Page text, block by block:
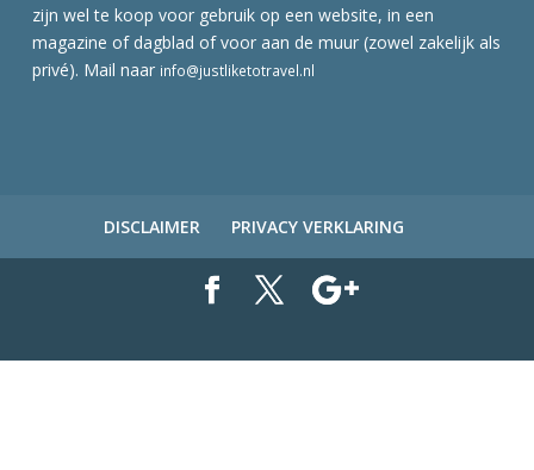
zijn wel te koop voor gebruik op een website, in een
magazine of dagblad of voor aan de muur (zowel zakelijk als
privé). Mail naar info@justliketotravel.nl
DISCLAIMER PRIVACY VERKLARING